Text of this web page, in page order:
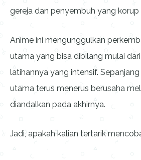
gereja dan penyembuh yang korup
Anime ini mengunggulkan
utama yang bisa dibilang mulai
latihannya yang intensif.
utama terus menerus berusaha
diandalkan pada akhirnya.
Jadi, apakah kalian tertarik